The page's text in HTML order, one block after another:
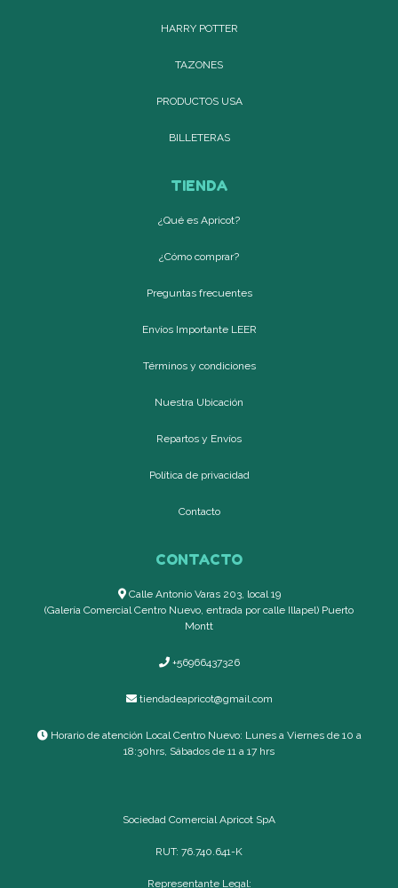
HARRY POTTER
TAZONES
PRODUCTOS USA
BILLETERAS
TIENDA
¿Qué es Apricot?
¿Cómo comprar?
Preguntas frecuentes
Envíos Importante LEER
Términos y condiciones
Nuestra Ubicación
Repartos y Envíos
Política de privacidad
Contacto
CONTACTO
Calle Antonio Varas 203, local 19
(Galería Comercial Centro Nuevo, entrada por calle Illapel) Puerto
Montt
+56966437326
tiendadeapricot@gmail.com
Horario de atención Local Centro Nuevo: Lunes a Viernes de 10 a
18:30hrs, Sábados de 11 a 17 hrs
Sociedad Comercial Apricot SpA
RUT: 76.740.641-K
Representante Legal: